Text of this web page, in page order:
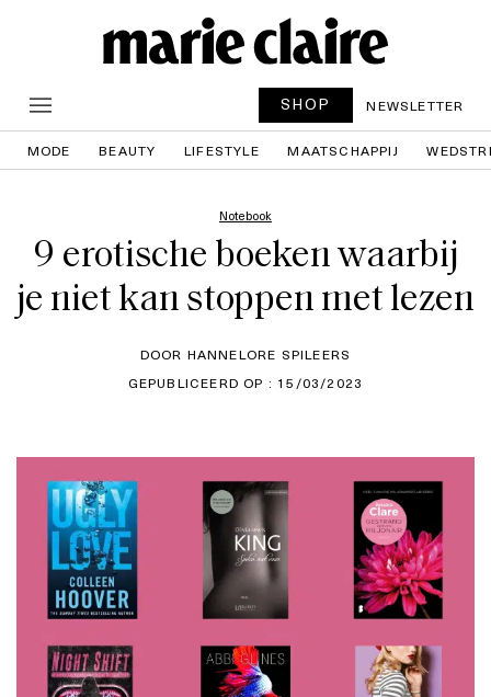
SHOP NEWSLETTER
MODE BEAUTY LIFESTYLE MAATSCHAPPIJ
Notebook
9 erotische boeken waarbij
je niet kan stoppen met lezen
DOOR HANNELORE SPILEERS
GEPUBLICEERD OP : 15/03/2023